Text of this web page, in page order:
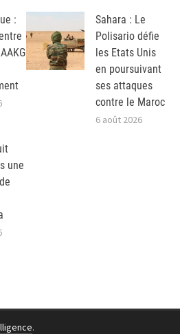
:
Sahara : Le
Polisario défie
les Etats Unis
en poursuivant
ses attaques
contre le Maroc
6 août 2026
une
.